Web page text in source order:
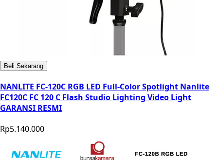
Beli Sekarang
NANLITE FC-120C RGB LED Full-Color Spotlight Nanlite
FC120C FC 120 C Flash Studio Lighting Video Light
GARANSI RESMI
Rp5.140.000